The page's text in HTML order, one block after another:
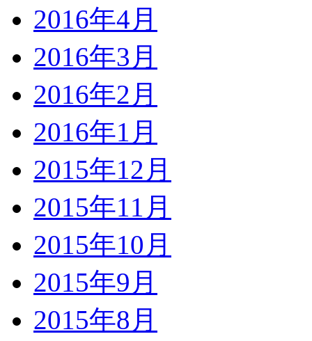
2016年4月
2016年3月
2016年2月
2016年1月
2015年12月
2015年11月
2015年10月
2015年9月
2015年8月